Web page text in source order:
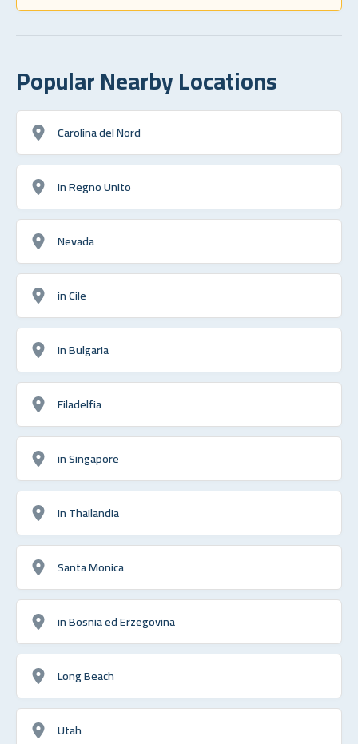
Popular Nearby Locations
Carolina del Nord
in Regno Unito
Nevada
in Cile
in Bulgaria
Filadelfia
in Singapore
in Thailandia
Santa Monica
in Bosnia ed Erzegovina
Long Beach
Utah